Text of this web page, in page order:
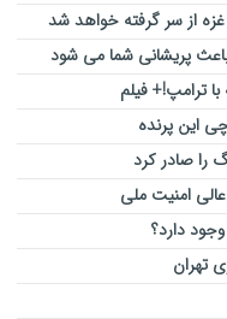
از سر گرفته خواهد شد
ترامپ!+ فیلم
را صادر کرد
امنیت ملی
تهران